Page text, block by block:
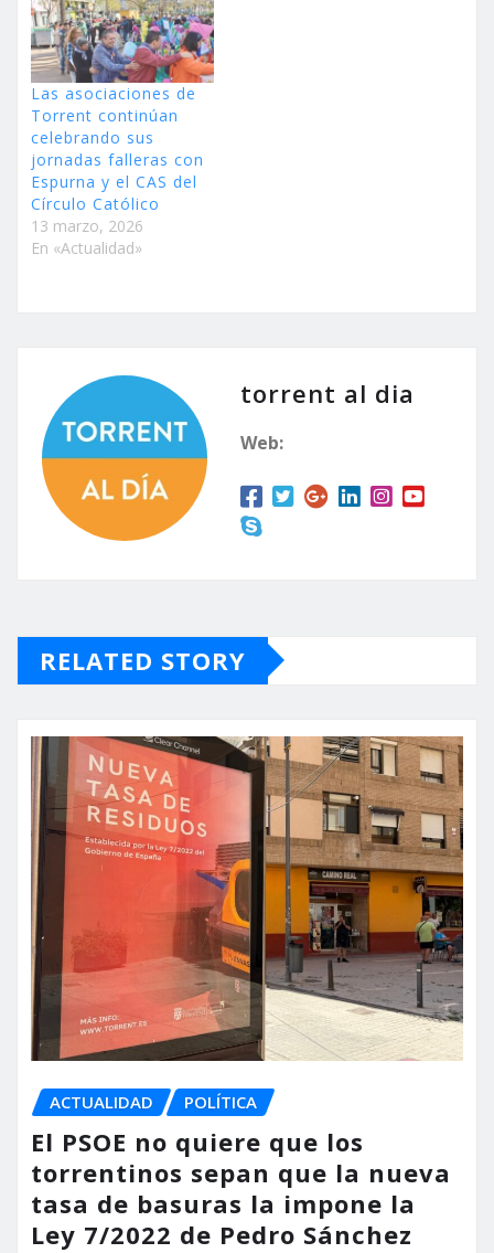
Las asociaciones de
Torrent continúan
celebrando sus
jornadas falleras con
Espurna y el CAS del
Círculo Católico
13 marzo, 2026
En «Actualidad»
torrent al dia
Web:
RELATED STORY
ACTUALIDAD POLÍTICA
El PSOE no quiere que los
torrentinos sepan que la nueva
tasa de basuras la impone la
Ley 7/2022 de Pedro Sánchez